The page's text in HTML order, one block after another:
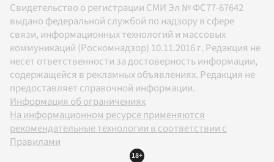
Свидетельство о регистрации СМИ Эл № ФС77-67642
выдано федеральной службой по надзору в сфере
связи, информационных технологий и массовых
коммуникаций (Роскомнадзор) 10.11.2016 г. Редакция не
несет ответственности за достоверность информации,
содержащейся в рекламных объявлениях. Редакция не
предоставляет справочной информации.
Информация об ограничениях
На информационном ресурсе применяются
рекомендательные технологии в соответствии с
Правилами
18+